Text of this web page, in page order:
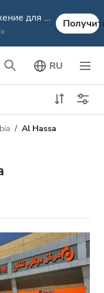
bookdialysis — приложение для путешествий
RU
Al Hassa